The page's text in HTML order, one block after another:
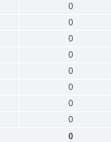
0
0
0
0
0
0
0
0
0